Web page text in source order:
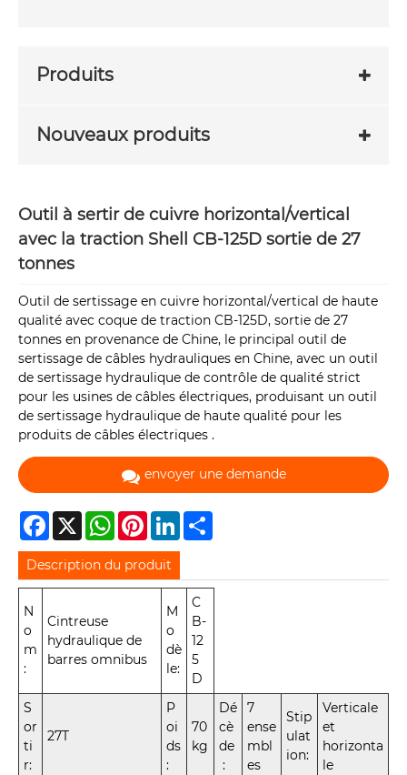
Produits
Nouveaux produits
Outil à sertir de cuivre horizontal/vertical
avec la traction Shell CB-125D sortie de 27
tonnes
Outil de sertissage en cuivre horizontal/vertical de haute
qualité avec coque de traction CB-125D, sortie de 27
tonnes en provenance de Chine, le principal outil de
sertissage de câbles hydrauliques en Chine, avec un outil
de sertissage hydraulique de contrôle de qualité strict
pour les usines de câbles électriques, produisant un outil
de sertissage hydraulique de haute qualité pour les
produits de câbles électriques .
envoyer une demande
Facebook
X WhatsAppPinterestLinkedIn
Description du produit
N
o
m
:
Cintreuse
hydraulique de
barres omnibus
M
o
dè
le:
C
B-
12
5
D
S
or
ti
r:
27T
P
oi
ds
:
70
kg
Dé
cè
de
:
7
ense
mbl
es
Stip
ulat
ion:
Verticale
et
horizonta
le